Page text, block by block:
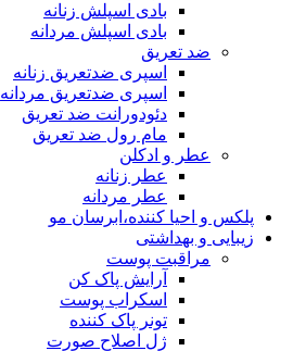
بادی اسپلش زنانه
بادی اسپلش مردانه
ضد تعریق
اسپری ضدتعریق زنانه
اسپری ضدتعریق مردانه
دئودورانت ضد تعریق
مام رول ضد تعریق
عطر و ادکلن
عطر زنانه
عطر مردانه
پلکس و احیا کننده،ابرسان مو
زیبایی و بهداشتی
مراقبت پوست
آرایش پاک کن
اسکراب پوست
تونر پاک کننده
ژل اصلاح صورت